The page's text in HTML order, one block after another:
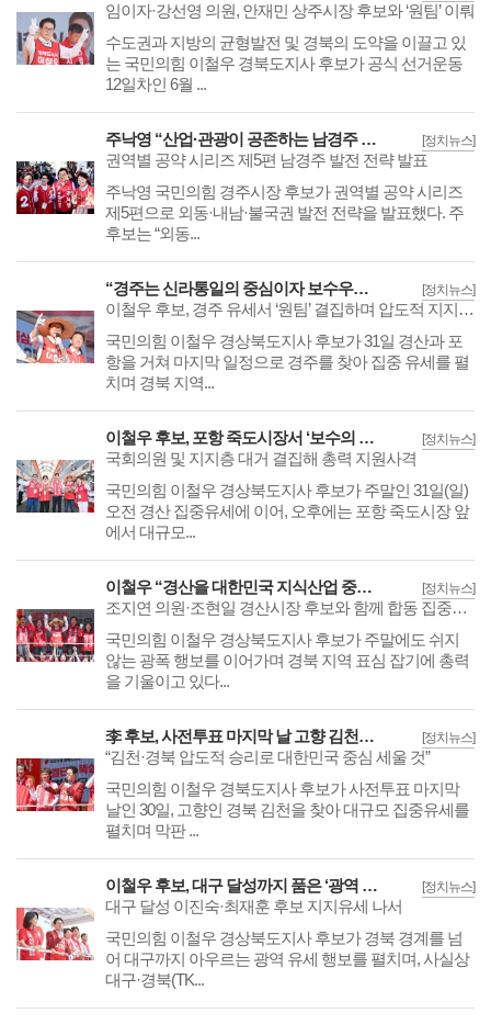
임이자·강선영 의원, 안재민 상주시장 후보와 ‘원팀’ 이뤄
수도권과 지방의 균형발전 및 경북의 도약을 이끌고 있
는 국민의힘 이철우 경북도지사 후보가 공식 선거운동
12일차인 6월 ...
[정치뉴스]
주낙영 “산업·관광이 공존하는 남경주 시대 열겠다”
권역별 공약 시리즈 제5편 남경주 발전 전략 발표
주낙영 국민의힘 경주시장 후보가 권역별 공약 시리즈
제5편으로 외동·내남·불국권 발전 전략을 발표했다. 주
후보는 “외동...
[정치뉴스]
“경주는 신라통일의 중심이자 보수우파의 심장”
이철우 후보, 경주 유세서 ‘원팀’ 결집하며 압도적 지지 호소
국민의힘 이철우 경상북도지사 후보가 31일 경산과 포
항을 거쳐 마지막 일정으로 경주를 찾아 집중 유세를 펼
치며 경북 지역...
[정치뉴스]
이철우 후보, 포항 죽도시장서 ‘보수의 힘’ 결집
국회의원 및 지지층 대거 결집해 총력 지원사격
국민의힘 이철우 경상북도지사 후보가 주말인 31일(일)
오전 경산 집중유세에 이어, 오후에는 포항 죽도시장 앞
에서 대규모...
[정치뉴스]
이철우 “경산을 대한민국 지식산업 중심지로”
조지연 의원·조현일 경산시장 후보와 함께 합동 집중유세
국민의힘 이철우 경상북도지사 후보가 주말에도 쉬지
않는 광폭 행보를 이어가며 경북 지역 표심 잡기에 총력
을 기울이고 있다...
[정치뉴스]
李 후보, 사전투표 마지막 날 고향 김천서 집중유세
“김천·경북 압도적 승리로 대한민국 중심 세울 것”
국민의힘 이철우 경북도지사 후보가 사전투표 마지막
날인 30일, 고향인 경북 김천을 찾아 대규모 집중유세를
펼치며 막판 ...
[정치뉴스]
이철우 후보, 대구 달성까지 품은 ‘광역 행보’
대구 달성 이진숙·최재훈 후보 지지유세 나서
국민의힘 이철우 경상북도지사 후보가 경북 경계를 넘
어 대구까지 아우르는 광역 유세 행보를 펼치며, 사실상
대구·경북(TK...